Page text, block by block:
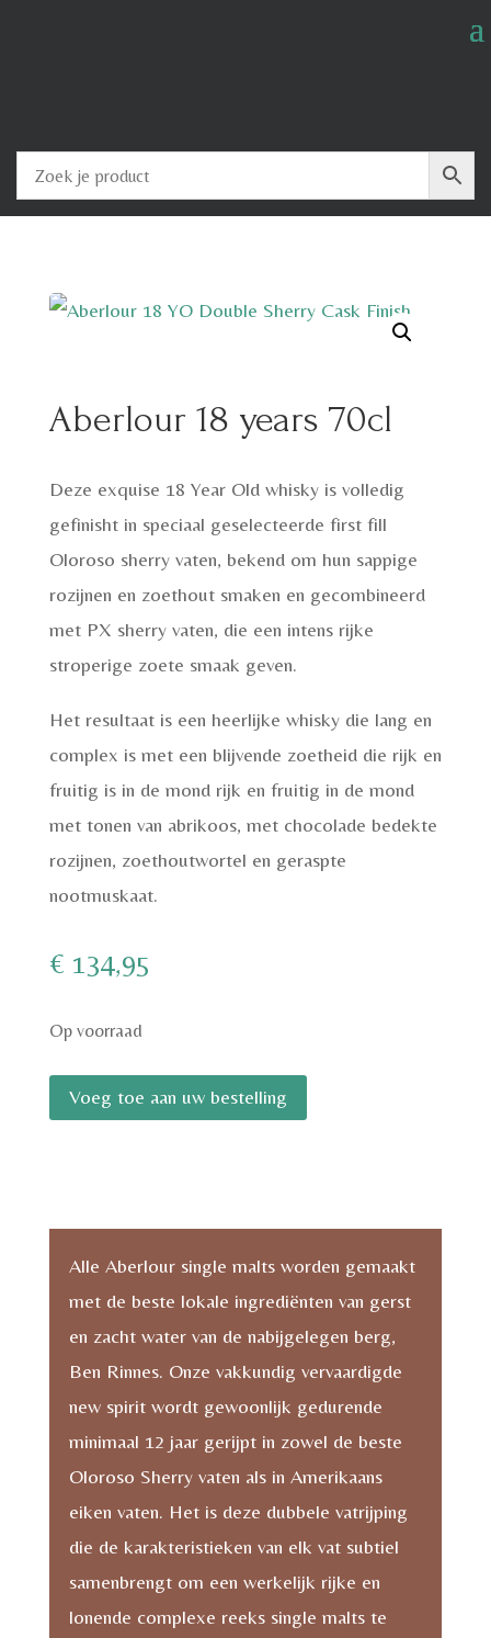
Aberlour 18 years 70cl
Deze exquise 18 Year Old whisky is volledig
gefinisht in speciaal geselecteerde first fill
Oloroso sherry vaten, bekend om hun sappige
rozijnen en zoethout smaken en gecombineerd
met PX sherry vaten, die een intens rijke
stroperige zoete smaak geven.
Het resultaat is een heerlijke whisky die lang en
complex is met een blijvende zoetheid die rijk en
fruitig is in de mond rijk en fruitig in de mond
met tonen van abrikoos, met chocolade bedekte
rozijnen, zoethoutwortel en geraspte
nootmuskaat.
€ 134,95
Op voorraad
Aberlour
18
aantal
Voeg toe aan uw bestelling
Alle Aberlour single malts worden gemaakt
met de beste lokale ingrediënten van gerst
en zacht water van de nabijgelegen berg,
Ben Rinnes. Onze vakkundig vervaardigde
new spirit wordt gewoonlijk gedurende
minimaal 12 jaar gerijpt in zowel de beste
Oloroso Sherry vaten als in Amerikaans
eiken vaten. Het is deze dubbele vatrijping
die de karakteristieken van elk vat subtiel
samenbrengt om een werkelijk rijke en
lonende complexe reeks single malts te